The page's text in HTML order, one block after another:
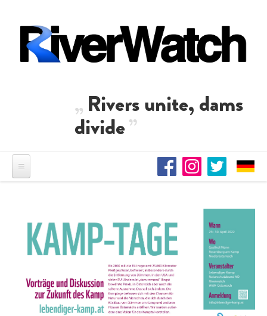
Rivers unite, dams
divide